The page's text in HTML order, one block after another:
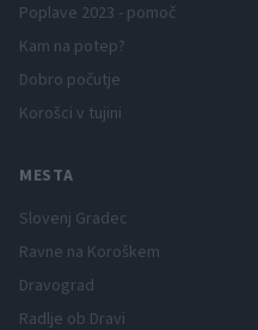
Poplave 2023 - pomoč
Kam na potep?
Dobro počutje
Korošci v tujini
MESTA
Slovenj Gradec
Ravne na Koroškem
Dravograd
Radlje ob Dravi